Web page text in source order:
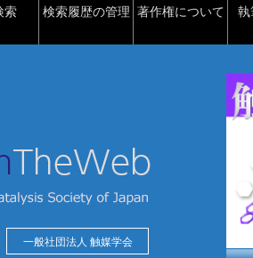
索 検索履歴の管理 著作権について 執
一般社団法人 触媒学会